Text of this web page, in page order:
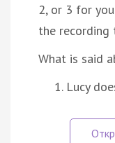
2, or 3 for
the recording
What is said
Lucy